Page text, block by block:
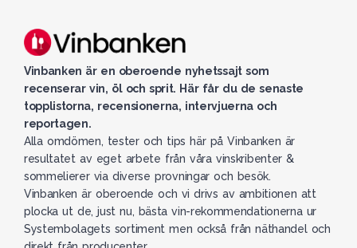
Vinbanken är en oberoende nyhetssajt som
recenserar vin, öl och sprit. Här får du de senaste
topplistorna, recensionerna, intervjuerna och
reportagen.
Alla omdömen, tester och tips här på Vinbanken är
resultatet av eget arbete från våra vinskribenter &
sommelierer via diverse provningar och besök.
Vinbanken är oberoende och vi drivs av ambitionen att
plocka ut de, just nu, bästa vin-rekommendationerna ur
Systembolagets sortiment men också från näthandel och